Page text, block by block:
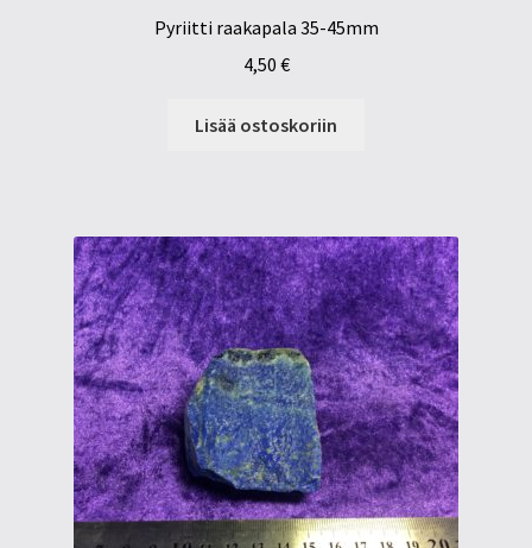
Pyriitti raakapala 35-45mm
4,50 €
Lisää ostoskoriin